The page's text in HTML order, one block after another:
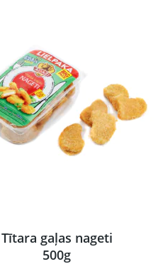
Tītara gaļas nageti
500g